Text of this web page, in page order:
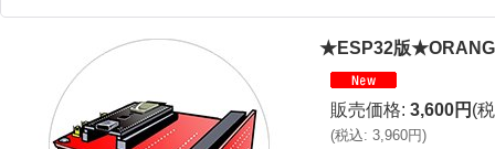
★ESP32版
販売価格: 3,600円 (
(税込: 3,960円)